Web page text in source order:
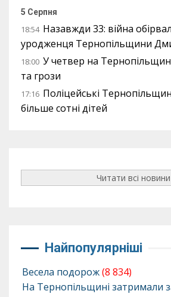
5 Серпня
18:54 Назавжди 33: війна
уродженця Тернопільщини
18:00 У четвер на
та грози
17:16 Поліцейські
більше сотні дітей
Читати всі новини
Найпопулярніші
Весела подорож(8 834)
На Тернопільщині затримали